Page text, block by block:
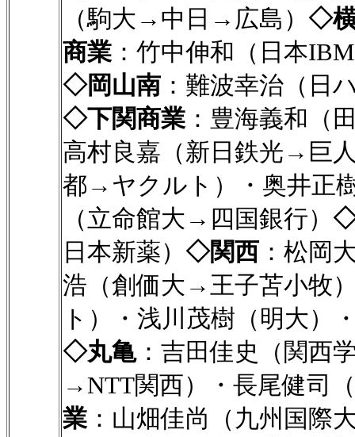
（駒大→中日→広島） ◇
商業 ：竹中伸和（日本
◇岡山南 ：難波幸治（日
◇下関商業 ：豊海義和（
高村良嘉（新日鉄光→巨
都→ヤクルト）・奥井正
（立命館大→四国銀行） ◇
日本新薬） ◇関西 ：松岡
浩（創価大→王子苫小牧
ト）・浅川茂樹（明大）
◇丸亀：吉田佳史（関西
→NTT関西）・長尾健司
業 ：山畑佳尚（九州国際